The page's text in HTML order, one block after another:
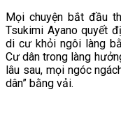
Mọi chuyện bắt đầu
Tsukimi Ayano quyết
di cư khỏi ngôi làng
Cư dân trong làng
lâu sau, mọi ngóc
dân” bằng vải.